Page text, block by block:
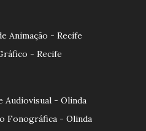
Animação - Recife
- Recife
Audiovisual - Olinda
Fonográfica - Olinda